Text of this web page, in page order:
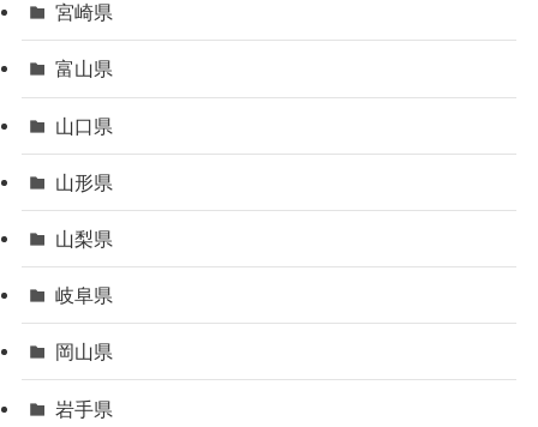
宮崎県
富山県
山口県
山形県
山梨県
岐阜県
岡山県
岩手県